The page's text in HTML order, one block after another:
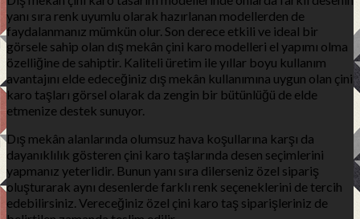
yanı sıra renk uyumlu olarak hazırlanan modellerden de
faydalanmanız mümkün olur. Son derece etkili ve ideal bir
görsele sahip olan dış mekân çini karo modelleri el yapımı olma
özelliğine de sahiptir. Kaliteli üretim ile yıllar boyu kullanım
avantajını elde edeceğiniz dış mekân kullanımına uygun olan çini
karo taşları görsel olarak da zengin bir bütünlüğü de elde
etmenize destek sunuyor.
Dış mekân alanlarında olumsuz hava koşullarına karşı da
dayanıklılık gösteren çini karo taşlarında desen seçimlerini
yapmanız yeterlidir. Bunun yanı sıra dilerseniz özel sipariş
oluşturarak aynı desenlerde farklı renk seçeneklerini de tercih
edebilirsiniz. Vereceğiniz özel çini karo taş siparişleriniz de